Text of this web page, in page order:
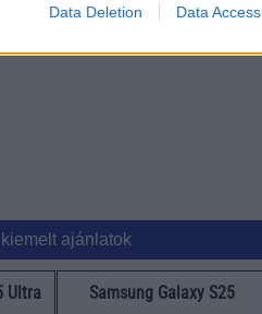
Data Deletion Data Access
ajánlatok
Ultra Samsung Galaxy S25